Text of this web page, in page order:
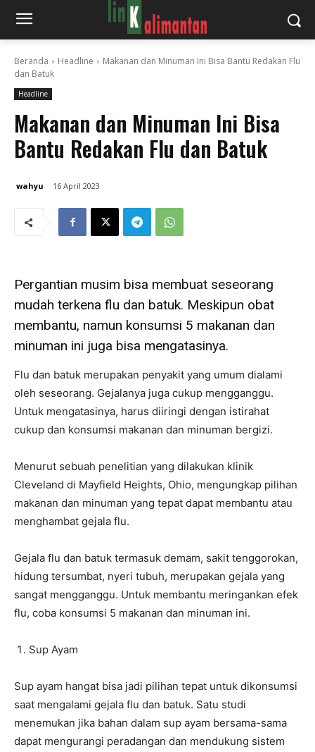
Beranda Headline
Makanan dan Minuman Ini Bisa Bantu Redakan Flu
dan Batuk
Headline
Makanan dan Minuman Ini Bisa
Bantu Redakan Flu dan Batuk
wahyu 16 April 2023
Pergantian musim bisa membuat seseorang
mudah terkena flu dan batuk. Meskipun obat
membantu, namun konsumsi 5 makanan dan
minuman ini juga bisa mengatasinya.
Flu dan batuk merupakan penyakit yang umum dialami
oleh seseorang. Gejalanya juga cukup mengganggu.
Untuk mengatasinya, harus diiringi dengan istirahat
cukup dan konsumsi makanan dan minuman bergizi.
Menurut sebuah penelitian yang dilakukan klinik
Cleveland di Mayfield Heights, Ohio, mengungkap pilihan
makanan dan minuman yang tepat dapat membantu atau
menghambat gejala flu.
Gejala flu dan batuk termasuk demam, sakit tenggorokan,
hidung tersumbat, nyeri tubuh, merupakan gejala yang
sangat mengganggu. Untuk membantu meringankan efek
flu, coba konsumsi 5 makanan dan minuman ini.
Sup Ayam
Sup ayam hangat bisa jadi pilihan tepat untuk dikonsumsi
saat mengalami gejala flu dan batuk. Satu studi
menemukan jika bahan dalam sup ayam bersama-sama
dapat mengurangi peradangan dan mendukung sistem